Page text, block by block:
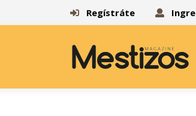
Regístráte